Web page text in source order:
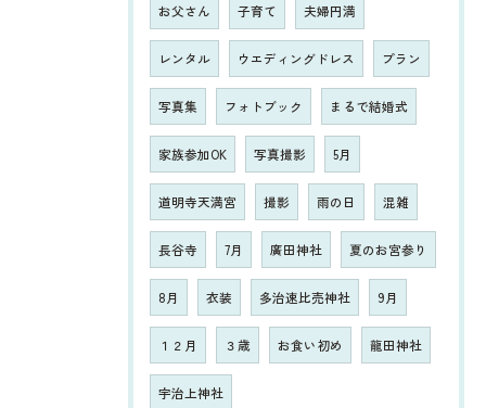
お父さん 子育て 夫婦円満
レンタル ウエディングドレス プラン
写真集 フォトブック まるで結婚式
家族参加OK 写真撮影 5月
道明寺天満宮 撮影 雨の日 混雑
長谷寺 7月 廣田神社 夏のお宮参り
8月 衣装 多治速比売神社 9月
１２月 ３歳 お食い初め 龍田神社
宇治上神社